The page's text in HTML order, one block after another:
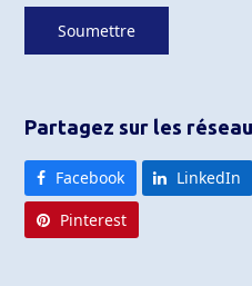
Partagez sur les
Facebook LinkedIn
Pinterest